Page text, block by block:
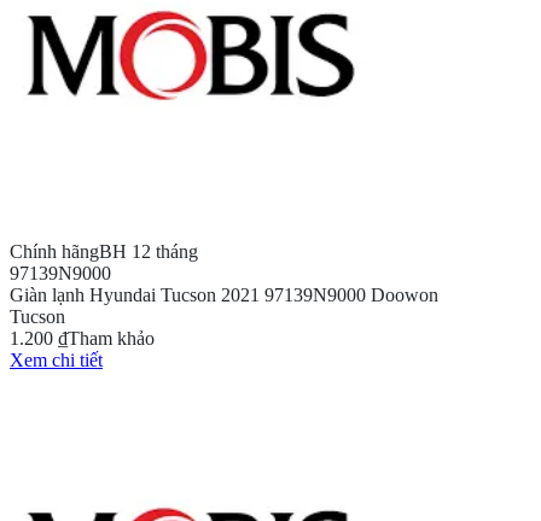
Chính hãngBH 12 tháng
97139N9000
Giàn lạnh Hyundai Tucson 2021 97139N9000 Doowon
Tucson
1.200 ₫Tham khảo
Xem chi tiết